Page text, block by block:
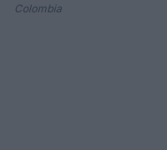
Colombia